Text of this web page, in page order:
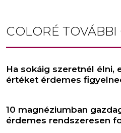
COLORÉ TOVÁBBI
Ha sokáig szeretnél élni,
értéket érdemes
10 magnéziumban
érdemes rendszeresen